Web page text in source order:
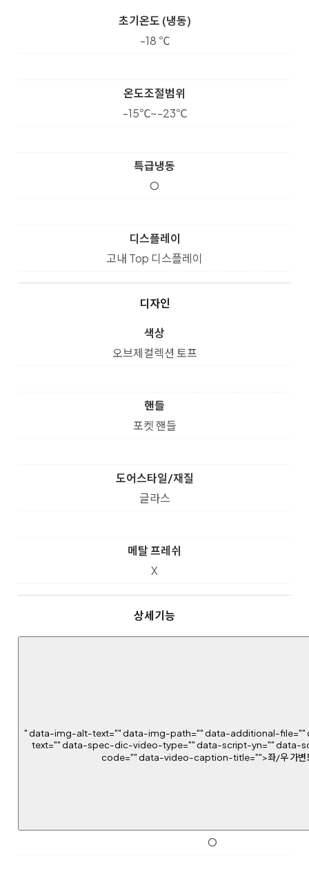
초기온도 (냉동)
-18 ℃
온도조절범위
-15℃~-23℃
특급냉동
O
디스플레이
고내 Top 디스플레이
디자인
색상
오브제컬렉션 토프
핸들
포켓 핸들
도어스타일/재질
글라스
메탈 프레쉬
X
상세기능
" data-img-alt-text="" data-img-path="" data-additional-
text="" data-spec-dic-video-type="" data-script-yn="" data-
code="" data-video-caption-title="">좌/우 가변
O